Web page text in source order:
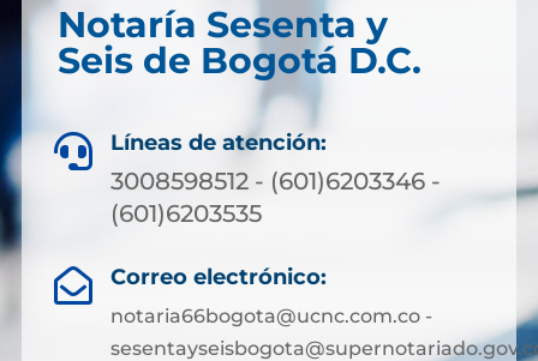
Notaría Sesenta y
Seis de Bogotá D.C.
 Líneas de atención:
3008598512 - (601)6203346 -
(601)6203535
 Correo electrónico:
notaria66bogota@ucnc.com.co -